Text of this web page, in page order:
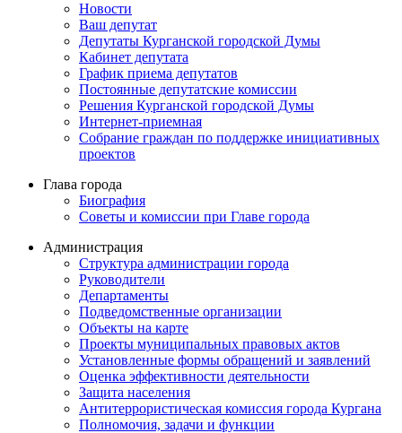
Новости
Ваш депутат
Депутаты Курганской городской Думы
Кабинет депутата
График приема депутатов
Постоянные депутатские комиссии
Решения Курганской городской Думы
Интернет-приемная
Собрание граждан по поддержке инициативных
проектов
Глава города
Биография
Советы и комиссии при Главе города
Администрация
Структура администрации города
Руководители
Департаменты
Подведомственные организации
Объекты на карте
Проекты муниципальных правовых актов
Установленные формы обращений и заявлений
Оценка эффективности деятельности
Защита населения
Антитеррористическая комиссия города Кургана
Полномочия, задачи и функции